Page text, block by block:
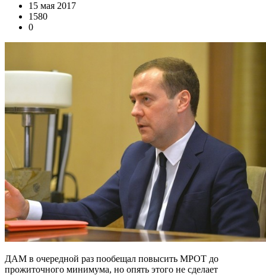
15 мая 2017
1580
0
ДАМ в очередной раз пообещал повысить МРОТ до
прожиточного минимума, но опять этого не сделает